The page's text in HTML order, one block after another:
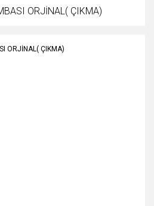
ORJİNAL( ÇIKMA)